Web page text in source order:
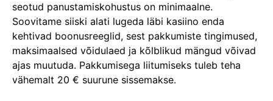
seotud panustamiskohustus on minimaalne.
Soovitame siiski alati lugeda läbi kasiino enda
kehtivad boonusreeglid, sest pakkumiste tingimused,
maksimaalsed võidulaed ja kõlblikud mängud võivad
ajas muutuda. Pakkumisega liitumiseks tuleb teha
vähemalt 20 € suurune sissemakse.